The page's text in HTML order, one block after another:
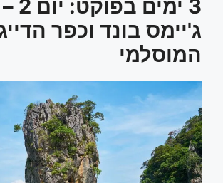
3
ג'יימס בונד וכפר
המוסלמי